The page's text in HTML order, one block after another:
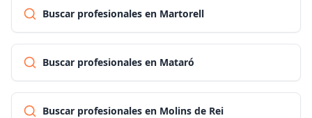
Buscar profesionales en Martorell
Buscar profesionales en Mataró
Buscar profesionales en Molins de Rei